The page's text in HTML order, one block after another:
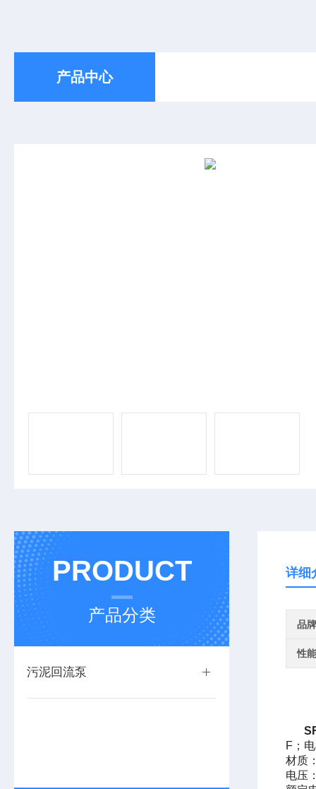
产品中心
PRODUCT
产品分类
污泥回流泵
详细
品牌
性能
F；
材质
电压